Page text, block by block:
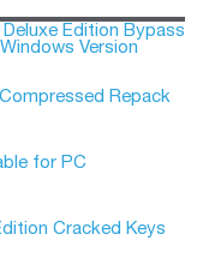
Edition Bypass
Version
Repack
for PC
Cracked Keys